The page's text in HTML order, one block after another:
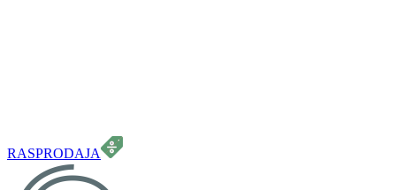
RASPRODAJA